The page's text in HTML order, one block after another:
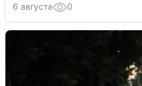
6 августа 0